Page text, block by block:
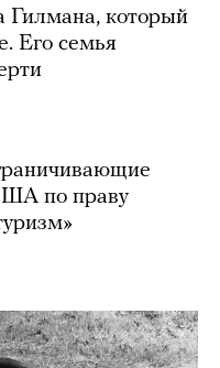
Гилмана, который
Его семья
по праву